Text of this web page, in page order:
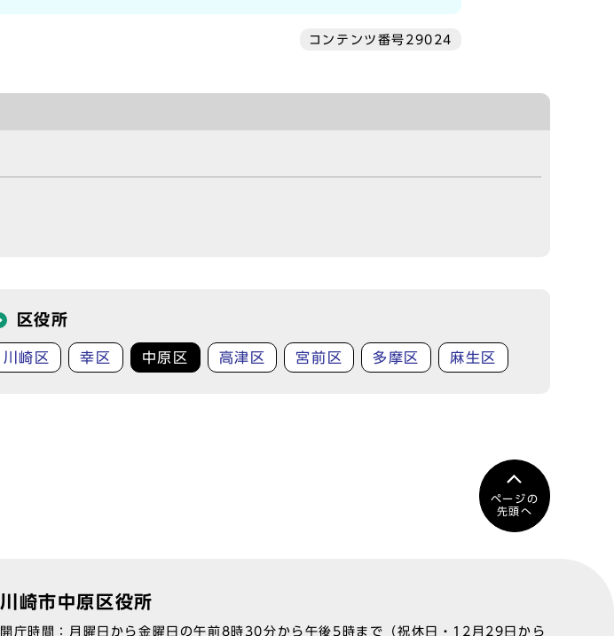
コンテンツ番号29024
区役所
川崎区 幸区 中原区 高津区 宮前区 多摩区 麻生区
ページの
先頭へ
川崎市中原区役所
開庁時間：月曜日から金曜日の午前8時30分から午後5時まで（祝休日・12月29日から